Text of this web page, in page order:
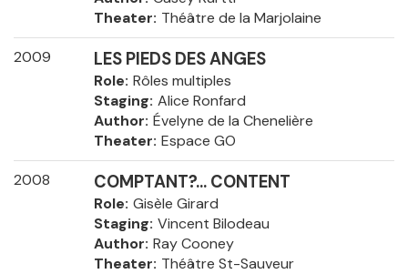
Theater Théâtre de la Marjolaine
2009 LES PIEDS DES ANGES
Role Rôles multiples
Staging Alice Ronfard
Author Évelyne de la Chenelière
Theater Espace GO
2008 COMPTANT?... CONTENT
Role Gisèle Girard
Staging Vincent Bilodeau
Author Ray Cooney
Theater Théâtre St-Sauveur